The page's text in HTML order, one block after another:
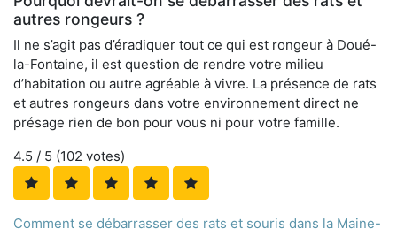
autres rongeurs ?
Il ne s’agit pas d’éradiquer tout ce qui est rongeur à Doué-
la-Fontaine, il est question de rendre votre milieu
d’habitation ou autre agréable à vivre. La présence de rats
et autres rongeurs dans votre environnement direct ne
présage rien de bon pour vous ni pour votre famille.
4.5 / 5 (102 votes)
Comment se débarrasser des rats et souris dans la Maine-